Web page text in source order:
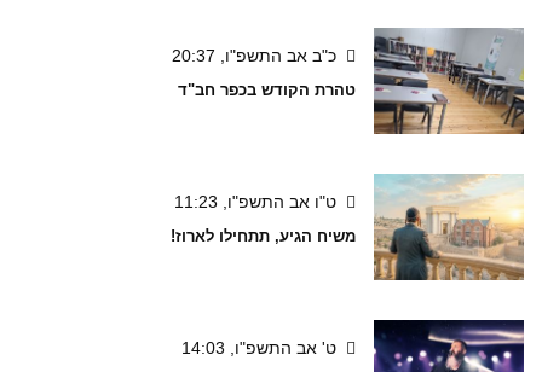
כ"ב אב התשפ"ו, 20:37
טהרת הקודש בכפר חב"ד
ט"ו אב התשפ"ו, 11:23
משיח הגיע, תתחילו לארוז!
ט' אב התשפ"ו, 14:03